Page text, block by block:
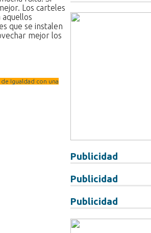
Publicidad
Publicidad
Publicidad
Los carteles
aquellos
que se instalen
mejor los
de Igualdad con una